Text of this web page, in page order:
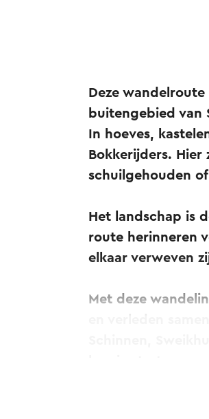
Deze
buitengebied van
In hoeves,
Bokkerijders.
schuilgehouden
Het landschap is
route herinneren
elkaar verweven
Met deze
kun je starten